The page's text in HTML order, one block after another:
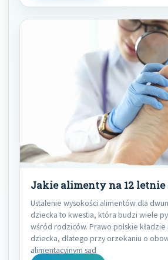
Jakie alimenty na 12 letnie
Ustalenie wysokości alimentów dla
dziecka to kwestia, która budzi wiele
wśród rodziców. Prawo polskie kładzie
dziecka, dlatego przy orzekaniu o
alimentacyjnym sąd